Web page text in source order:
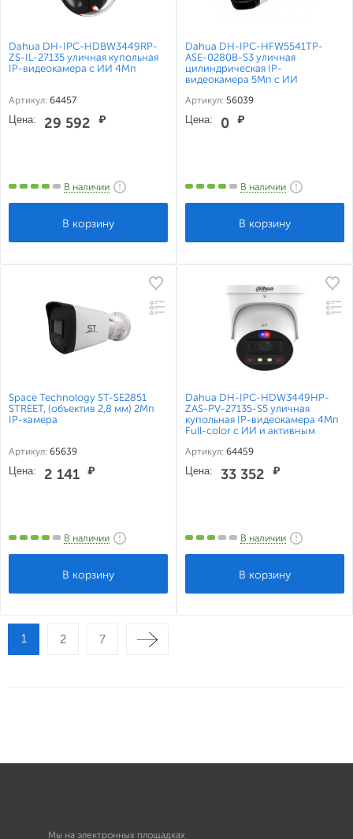
Dahua DH-IPC-HDBW3449RP-
ZS-IL-27135 уличная купольная
IP-видеокамера с ИИ 4Мп
Артикул: 64457
Цена: 29 592 ₽
В наличии
Dahua DH-IPC-HFW5541TP-
ASE-0280B-S3 уличная
цилиндрическая IP-
видеокамера 5Мп с ИИ
Артикул: 56039
Цена: 0 ₽
В наличии
Space Technology ST-SE2851
STREET, (объектив 2,8 мм) 2Мп
IP-камера
Артикул: 65639
Цена: 2 141 ₽
В наличии
Dahua DH-IPC-HDW3449HP-
ZAS-PV-27135-S5 уличная
купольная IP-видеокамера 4Мп
Full-color с ИИ и активным
Артикул: 64459
Цена: 33 352 ₽
В наличии
1 2 7
Мы на электронных площадках